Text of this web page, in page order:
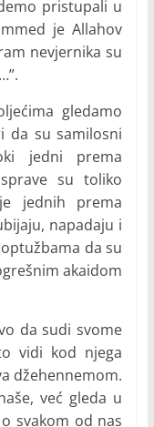
pristupali u
je Allahov
nevjernika su
gledamo
da su samilosni
jedni prema
su toliko
jednih prema
napadaju i
da su
akaidom
sudi svome
vidi kod njega
džehennemom.
već gleda u
svakom od nas